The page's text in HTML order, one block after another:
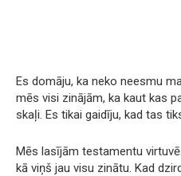
Es domāju, ka neko neesmu
mēs visi zinājām, ka kaut kas
skaļi. Es tikai gaidīju, kad tas
Mēs lasījām testamentu
kā viņš jau visu zinātu. Kad